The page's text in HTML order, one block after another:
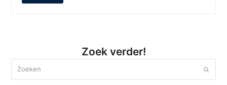
Zoek verder!